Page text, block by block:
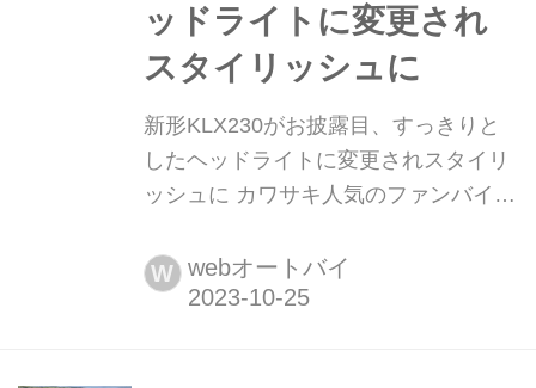
ッドライトに変更され
スタイリッシュに
新形KLX230がお披露目、すっきりと
したヘッドライトに変更されスタイリ
ッシュに カワサキ人気のファンバイク
JapanMobilityShow(旧東京モーターシ
ョー)でお披露目されました。ヘッドラ
W webオートバイ